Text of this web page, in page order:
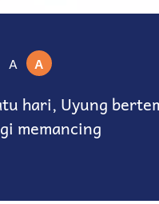
A A
hari, Uyung
memancing